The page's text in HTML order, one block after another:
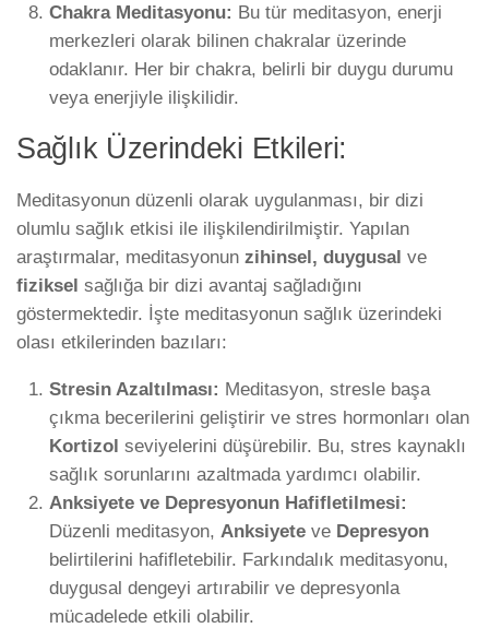
Chakra Meditasyonu: Bu tür meditasyon, enerji
merkezleri olarak bilinen chakralar üzerinde
odaklanır. Her bir chakra, belirli bir duygu durumu
veya enerjiyle ilişkilidir.
Sağlık Üzerindeki Etkileri:
Meditasyonun düzenli olarak uygulanması, bir dizi
olumlu sağlık etkisi ile ilişkilendirilmiştir. Yapılan
araştırmalar, meditasyonun zihinsel, duygusal ve
fiziksel sağlığa bir dizi avantaj sağladığını
göstermektedir. İşte meditasyonun sağlık üzerindeki
olası etkilerinden bazıları:
Stresin Azaltılması: Meditasyon, stresle başa
çıkma becerilerini geliştirir ve stres hormonları olan
Kortizol seviyelerini düşürebilir. Bu, stres kaynaklı
sağlık sorunlarını azaltmada yardımcı olabilir.
Anksiyete ve Depresyonun Hafifletilmesi:
Düzenli meditasyon, Anksiyete ve Depresyon
belirtilerini hafifletebilir. Farkındalık meditasyonu,
duygusal dengeyi artırabilir ve depresyonla
mücadelede etkili olabilir.